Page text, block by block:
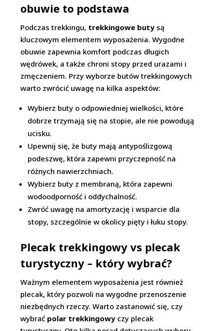
obuwie to podstawa
Podczas trekkingu, trekkingowe buty są
kluczowym elementem wyposażenia. Wygodne
obuwie zapewnia komfort podczas długich
wędrówek, a także chroni stopy przed urazami i
zmęczeniem. Przy wyborze butów trekkingowych
warto zwrócić uwagę na kilka aspektów:
Wybierz buty o odpowiedniej wielkości, które
dobrze trzymają się na stopie, ale nie powodują
ucisku.
Upewnij się, że buty mają antypoślizgową
podeszwę, która zapewni przyczepność na
różnych nawierzchniach.
Wybierz buty z membraną, która zapewni
wodoodporność i oddychalność.
Zwróć uwagę na amortyzację i wsparcie dla
stopy, szczególnie w okolicy pięty i łuku stopy.
Plecak trekkingowy vs plecak
turystyczny – który wybrać?
Ważnym elementem wyposażenia jest również
plecak, który pozwoli na wygodne przenoszenie
niezbędnych rzeczy. Warto zastanowić się, czy
wybrać polar trekkingowy czy plecak